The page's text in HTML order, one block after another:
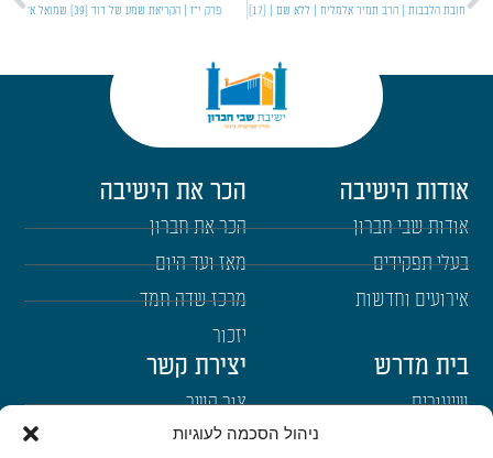
ניהול הסכמה לעוגיות
חובת הלבבות | הרב תמיר אלמליח | ללא שם | [17] פרק י"ז | הקריאת שמע של דוד [39] שמואל א'
אודות הישיבה
אודות שבי חברון
בעלי תפקידים
אירועים וחדשות
הכר את הישיבה
הכר את חברון
מאז ועד היום
מרכז שדה חמד
יזכור
בית מדרש
שיעורים
יצירת קשר
צור קשר
הרשמה לשבו"ש